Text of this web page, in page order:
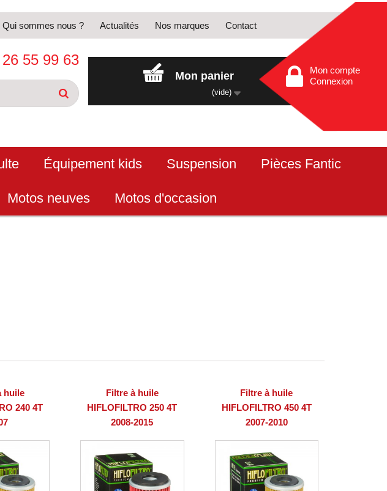
Qui sommes nous ? Actualités Nos marques Contact
55 99 63
Mon panier
(vide)
Mon compte
Connexion
Équipement kids Suspension Pièces Fantic
Motos neuves Motos d'occasion
huile
240 4T
Filtre à huile
HIFLOFILTRO 250 4T
2008-2015
Filtre à huile
HIFLOFILTRO 450 4T
2007-2010